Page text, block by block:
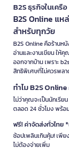
B2S ธุรกิจในเครื
B2S Online แห
สำหรับทุกวัย
B2S Online คือร้านห
อ่านและงานเขียน ให้
ออกจากบ้าน เพราะ
สิทธิพิเศษที่ไม่ควรพลา
ทำไม B2S
ไม่ว่าคุณจะเป็นนักเรี
ตลอด 24 ชั่วโมง พร้อ
ฟรี! ค่าจัดส่งทั่วไทย
ช้อปเพลินเกินคุ้ม! เพี
ไม่ต้องจ่ายเพิ่ม